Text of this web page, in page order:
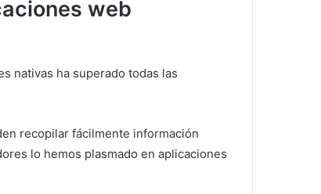
web
nativas ha superado todas las
recopilar fácilmente información
lo hemos plasmado en aplicaciones